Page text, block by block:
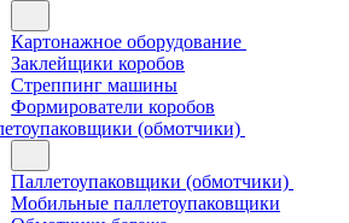
Картонажное оборудование
Заклейщики коробов
Стреппинг машины
Формирователи коробов
(обмотчики)
Паллетоупаковщики (обмотчики)
Мобильные паллетоупаковщики